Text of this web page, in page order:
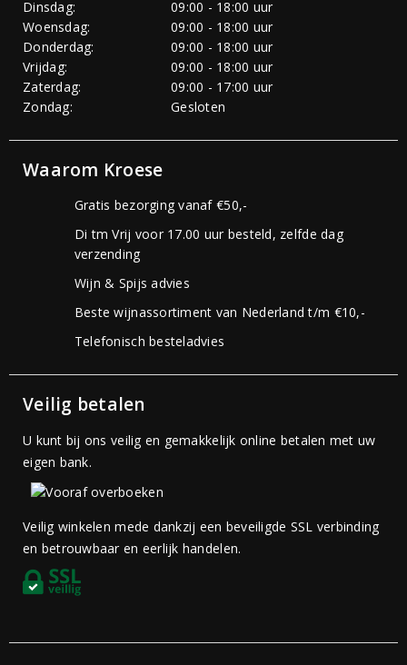
Dinsdag:
09:00 - 18:00 uur
Woensdag:
09:00 - 18:00 uur
Donderdag:
09:00 - 18:00 uur
Vrijdag:
09:00 - 18:00 uur
Zaterdag:
09:00 - 17:00 uur
Zondag:
Gesloten
Waarom Kroese
Gratis bezorging vanaf €50,-
Di tm Vrij voor 17.00 uur besteld, zelfde dag
verzending
Wijn & Spijs advies
Beste wijnassortiment van Nederland t/m €10,-
Telefonisch besteladvies
Veilig betalen
U kunt bij ons veilig en gemakkelijk online betalen met uw
eigen bank.
Veilig winkelen mede dankzij een beveiligde SSL verbinding
en betrouwbaar en eerlijk handelen.